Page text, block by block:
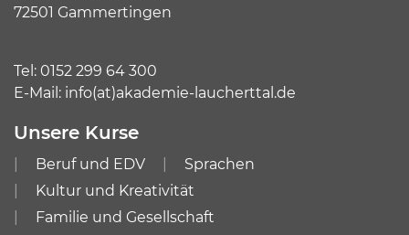
72501 Gammertingen
Tel: 0152 299 64 300
E-Mail: info(at)akademie-laucherttal.de
Unsere Kurse
Beruf und EDV
Sprachen
Kultur und Kreativität
Familie und Gesellschaft